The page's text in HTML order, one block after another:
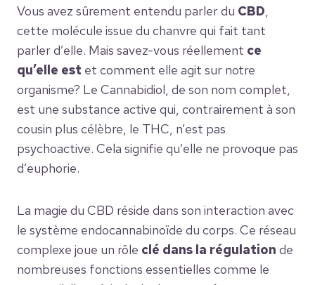
Vous avez sûrement entendu parler du CBD,
cette molécule issue du chanvre qui fait tant
parler d’elle. Mais savez-vous réellement ce
qu’elle est et comment elle agit sur notre
organisme? Le Cannabidiol, de son nom complet,
est une substance active qui, contrairement à son
cousin plus célèbre, le THC, n’est pas
psychoactive. Cela signifie qu’elle ne provoque pas
d’euphorie.
La magie du CBD réside dans son interaction avec
le système endocannabinoïde du corps. Ce réseau
complexe joue un rôle clé dans la régulation de
nombreuses fonctions essentielles comme le